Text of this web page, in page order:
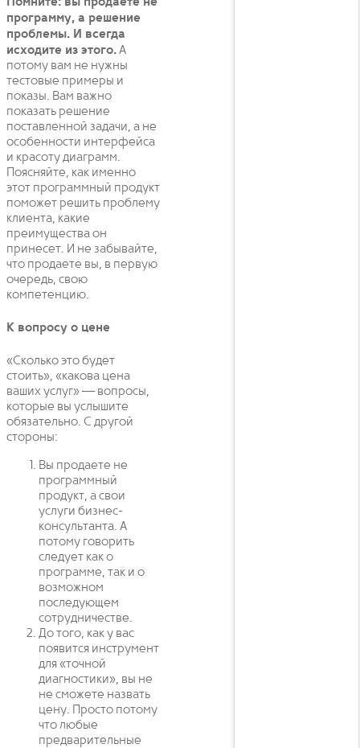
программу, а решение
проблемы. И всегда
исходите из этого.А
потому вам не нужны
тестовые примеры и
показы. Вам важно
показать решение
поставленной задачи, а не
особенности интерфейса
и красоту диаграмм.
Поясняйте, как именно
этот программный продукт
поможет решить проблему
клиента, какие
преимущества он
принесет. И не забывайте,
что продаете вы, в первую
очередь, свою
компетенцию.
К вопросу о цене
«Сколько это будет
стоить», «какова цена
ваших услуг» — вопросы,
которые вы услышите
обязательно. С другой
стороны:
Вы продаете не
программный
продукт, а свои
услуги бизнес-
консультанта. А
потому говорить
следует как о
программе, так и о
возможном
последующем
сотрудничестве.
До того, как у вас
появится инструмент
для «точной
диагностики», вы не
не сможете назвать
цену. Просто потому
что любые
предварительные